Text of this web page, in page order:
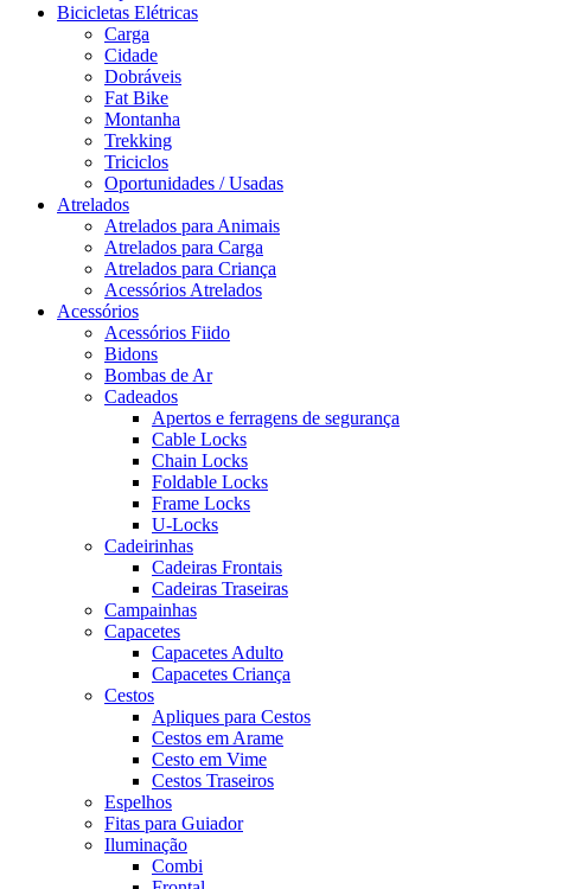
Bicicletas Elétricas
Carga
Cidade
Dobráveis
Fat Bike
Montanha
Trekking
Triciclos
Oportunidades / Usadas
Atrelados
Atrelados para Animais
Atrelados para Carga
Atrelados para Criança
Acessórios Atrelados
Acessórios
Acessórios Fiido
Bidons
Bombas de Ar
Cadeados
Apertos e ferragens de segurança
Cable Locks
Chain Locks
Foldable Locks
Frame Locks
U-Locks
Cadeirinhas
Cadeiras Frontais
Cadeiras Traseiras
Campainhas
Capacetes
Capacetes Adulto
Capacetes Criança
Cestos
Apliques para Cestos
Cestos em Arame
Cesto em Vime
Cestos Traseiros
Espelhos
Fitas para Guiador
Iluminação
Combi